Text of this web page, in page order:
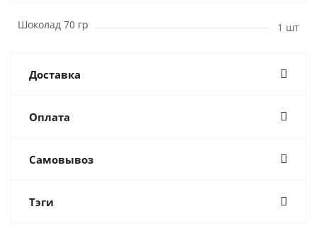
Шоколад 70 гр 1 шт
Доставка
Оплата
Самовывоз
Тэги